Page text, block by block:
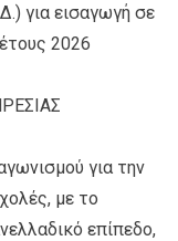
για εισαγωγή σε
2026
για την
με το
επίπεδο,